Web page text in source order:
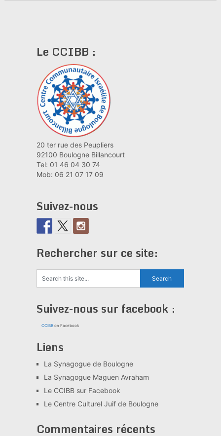
Le CCIBB :
20 ter rue des Peupliers
92100 Boulogne Billancourt
Tel: 01 46 04 30 74
Mob: 06 21 07 17 09
Suivez-nous
Rechercher sur ce site:
Suivez-nous sur facebook :
CCIBBon Facebook
Liens
La Synagogue de Boulogne
La Synagogue Maguen Avraham
Le CCIBB sur Facebook
Le Centre Culturel Juif de Boulogne
Commentaires récents